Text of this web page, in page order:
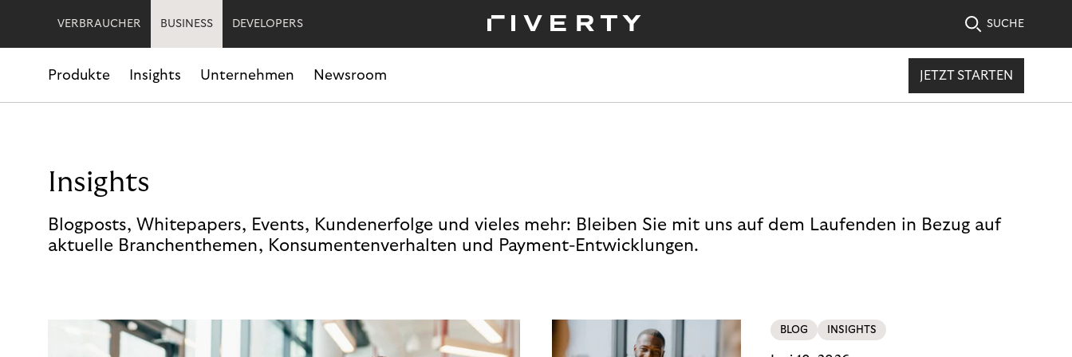
VERBRAUCHER BUSINESS DEVELOPERS SUCHE
Produkte Insights Unternehmen Newsroom JETZT STARTEN
Insights
Blogposts, Whitepapers, Events, Kundenerfolge und vieles mehr: Bleiben Sie mit uns auf dem Laufenden in Bezug auf
aktuelle Branchenthemen, Konsumentenverhalten und Payment-Entwicklungen.
BLOG INSIGHTS